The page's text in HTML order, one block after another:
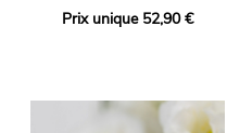
Prix unique 52,90 €